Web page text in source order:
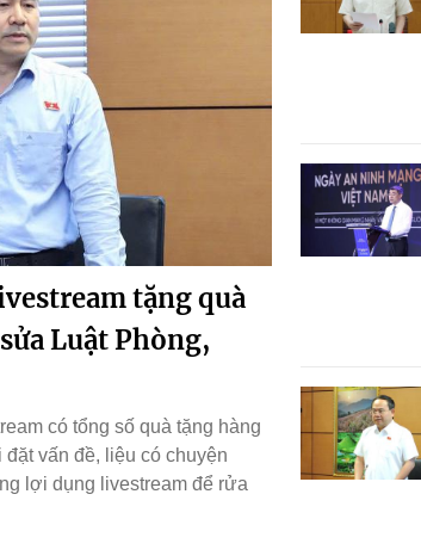
tặng quà
Luật Phòng,
có tổng số quà tặng hàng
vấn đề, liệu có chuyện
lợi dụng livestream để rửa